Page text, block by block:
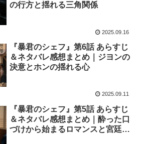
の行方と揺れる三角関係
2025.09.16
『暴君のシェフ』第6話 あらすじ
＆ネタバレ感想まとめ｜ジヨンの
決意とホンの揺れる心
2025.09.11
『暴君のシェフ』第5話 あらすじ
＆ネタバレ感想まとめ｜酔った口
づけから始まるロマンスと宮廷の